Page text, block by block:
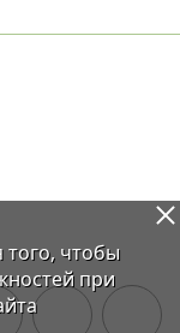
того, чтобы
при